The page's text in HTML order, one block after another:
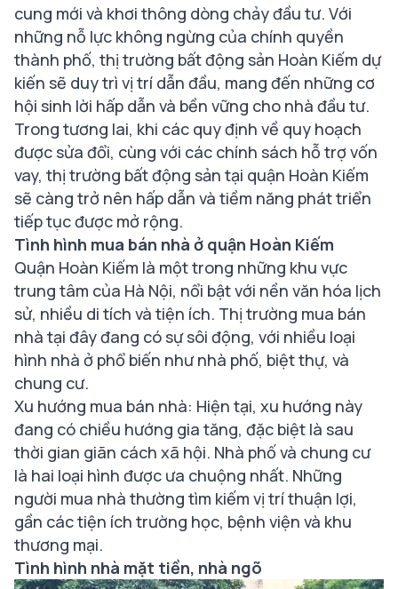
cung mới và khơi thông dòng chảy đầu tư. Với
những nỗ lực không ngừng của chính quyền
thành phố, thị trường bất động sản Hoàn Kiếm dự
kiến sẽ duy trì vị trí dẫn đầu, mang đến những cơ
hội sinh lời hấp dẫn và bền vững cho nhà đầu tư.
Trong tương lai, khi các quy định về quy hoạch
được sửa đổi, cùng với các chính sách hỗ trợ vốn
vay, thị trường bất động sản tại quận Hoàn Kiếm
sẽ càng trở nên hấp dẫn và tiềm năng phát triển
tiếp tục được mở rộng.
Tình hình mua bán nhà ở quận Hoàn Kiếm
Quận Hoàn Kiếm là một trong những khu vực
trung tâm của Hà Nội, nổi bật với nền văn hóa lịch
sử, nhiều di tích và tiện ích. Thị trường mua bán
nhà tại đây đang có sự sôi động, với nhiều loại
hình nhà ở phổ biến như nhà phố, biệt thự, và
chung cư.
Xu hướng mua bán nhà: Hiện tại, xu hướng này
đang có chiều hướng gia tăng, đặc biệt là sau
thời gian giãn cách xã hội. Nhà phố và chung cư
là hai loại hình được ưa chuộng nhất. Những
người mua nhà thường tìm kiếm vị trí thuận lợi,
gần các tiện ích trường học, bệnh viện và khu
thương mại.
Tình hình nhà mặt tiền, nhà ngõ